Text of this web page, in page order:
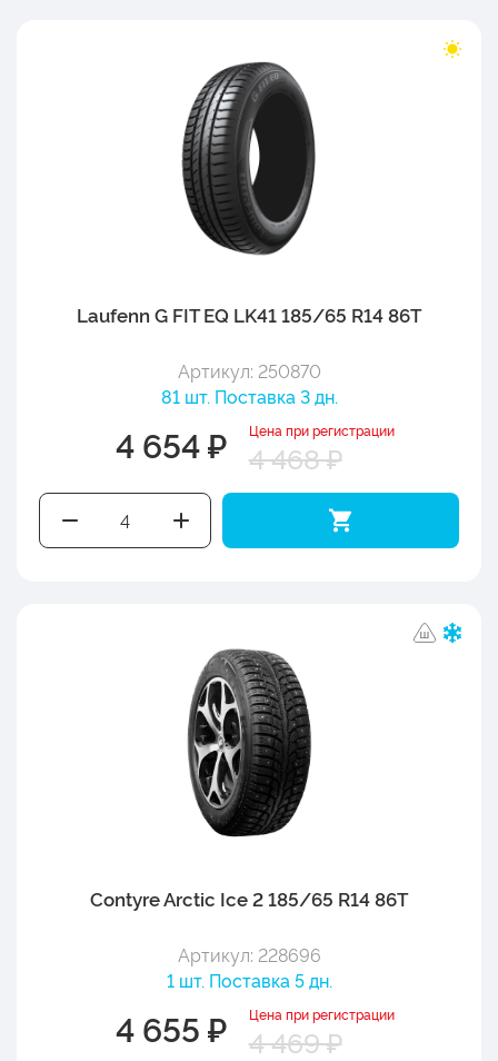
Laufenn G FIT EQ LK41 185/65 R14 86T
Артикул: 250870
81 шт. Поставка 3 дн.
4 654 ₽ Цена при регистрации
4 468 ₽
Contyre Arctic Ice 2 185/65 R14 86T
Артикул: 228696
1 шт. Поставка 5 дн.
4 655 ₽ Цена при регистрации
4 469 ₽